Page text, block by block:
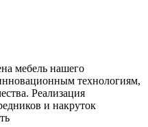
мебель нашего
технологиям,
Реализация
и накруток